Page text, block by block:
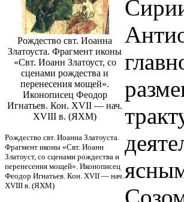
Рождество свт. Иоанна
Златоуста. Фрагмент иконы
«Свт. Иоанн Златоуст, со
сценами рождества и
перенесения мощей».
Иконописец Феодор
Игнатьев. Кон. XVII — нач.
XVIII в. (ЯХМ)
Рождество свт. Иоанна Златоуста.
Фрагмент иконы «Свт. Иоанн
Златоуст, со сценами рождества и
перенесения мощей». Иконописец
Феодор Игнатьев. Кон. XVII — нач.
XVIII в. (ЯХМ)